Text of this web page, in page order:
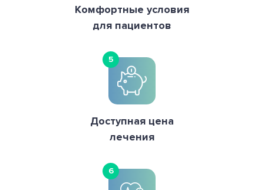
Комфортные условия
для пациентов
5
Доступная цена
лечения
6